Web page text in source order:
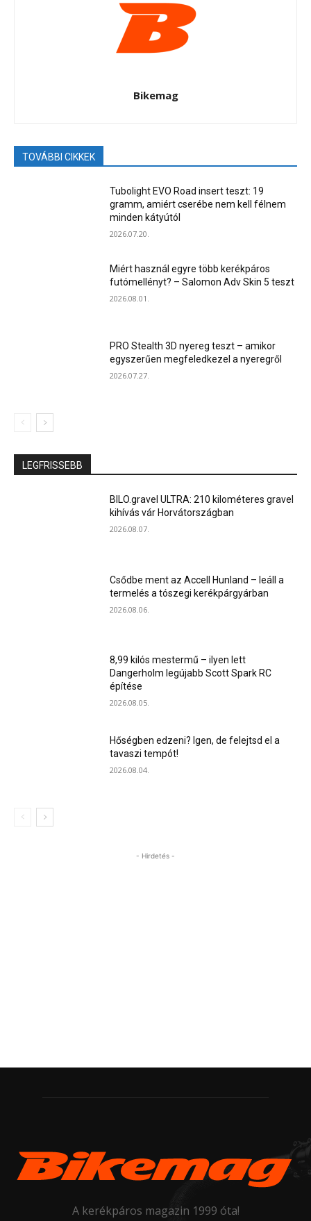
Bikemag
TOVÁBBI CIKKEK
Tubolight EVO Road insert teszt: 19
gramm, amiért cserébe nem kell félnem
minden kátyútól
2026.07.20.
Miért használ egyre több kerékpáros
futómellényt? – Salomon Adv Skin 5 teszt
2026.08.01.
PRO Stealth 3D nyereg teszt – amikor
egyszerűen megfeledkezel a nyeregről
2026.07.27.
LEGFRISSEBB
BILO.gravel ULTRA: 210 kilométeres gravel
kihívás vár Horvátországban
2026.08.07.
Csődbe ment az Accell Hunland – leáll a
termelés a tószegi kerékpárgyárban
2026.08.06.
8,99 kilós mestermű – ilyen lett
Dangerholm legújabb Scott Spark RC
építése
2026.08.05.
Hőségben edzeni? Igen, de felejtsd el a
tavaszi tempót!
2026.08.04.
- Hirdetés -
A kerékpáros magazin 1999 óta!